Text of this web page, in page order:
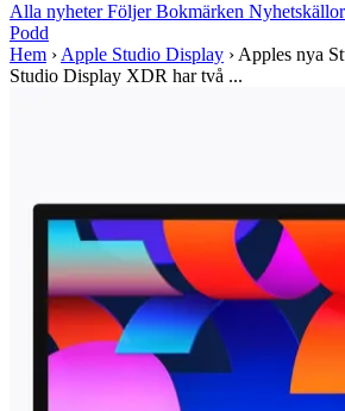
Alla nyheterFöljerBokmärken Nyhetskällor
Podd
Hem › Apple Studio Display › Apples nya
Studio Display XDR har två ...